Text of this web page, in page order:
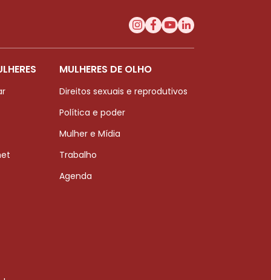
MULHERES DE OLHO
Direitos sexuais e reprodutivos
Política e poder
Mulher e Mídia
Trabalho
Agenda